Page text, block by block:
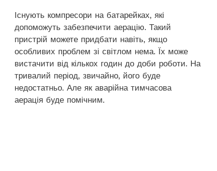
Існують компресори на батарейках, які
допоможуть забезпечити аерацію. Такий
пристрій можете придбати навіть, якщо
особливих проблем зі світлом нема. Їх може
вистачити від кількох годин до доби роботи. На
тривалий період, звичайно, його буде
недостатньо. Але як аварійна тимчасова
аерація буде помічним.